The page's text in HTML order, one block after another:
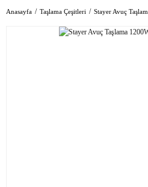
Anasayfa Taşlama Çeşitleri Stayer Avuç